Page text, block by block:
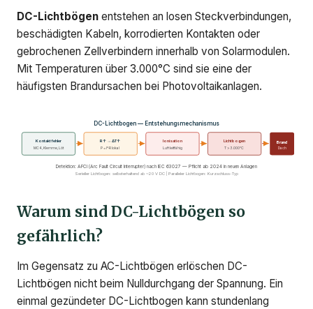
DC-Lichtbögen entstehen an losen Steckverbindungen,
beschädigten Kabeln, korrodierten Kontakten oder
gebrochenen Zellverbindern innerhalb von Solarmodulen.
Mit Temperaturen über 3.000°C sind sie eine der
häufigsten Brandursachen bei Photovoltaikanlagen.
DC-Lichtbogen — Entstehungsmechanismus
Kontaktfehler
MC4, Klemme, Löt
R↑ → ΔT↑
P = I²·R lokal
Ionisation
Luft leitfähig
Lichtbogen
T > 3.000°C
Brand
Dach
Detektion: AFCI (Arc Fault Circuit Interrupter) nach IEC 63027 — Pflicht ab 2024 in neuen Anlagen
Serieller Lichtbogen: selbsterhaltend ab ~20 V DC | Paralleler Lichtbogen: Kurzschluss-Typ
Warum sind DC-Lichtbögen so
gefährlich?
Im Gegensatz zu AC-Lichtbögen erlöschen DC-
Lichtbögen nicht beim Nulldurchgang der Spannung. Ein
einmal gezündeter DC-Lichtbogen kann stundenlang